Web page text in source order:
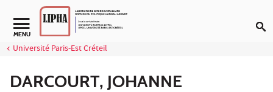
Aller au contenu
Navigation secondaire
MENU
Université Paris-Est Créteil
DARCOURT, JOHANNE